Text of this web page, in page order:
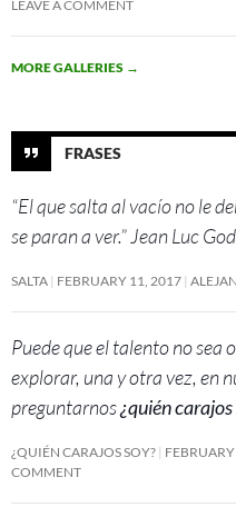
LEAVE A COMMENT
MORE GALLERIES →
FRASES
“El que salta al vacío no le
se paran a ver.” Jean Luc
SALTA FEBRUARY 11, 2017
Puede que el talento no sea
explorar, una y otra vez, en
preguntarnos¿quién carajos
¿QUIÉN CARAJOS SOY?
COMMENT